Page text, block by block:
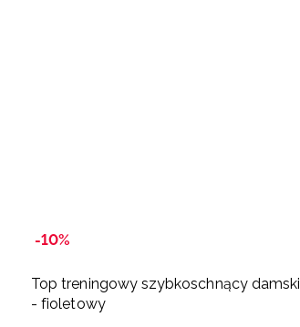
-10%
Top treningowy szybkoschnący damski
- fioletowy